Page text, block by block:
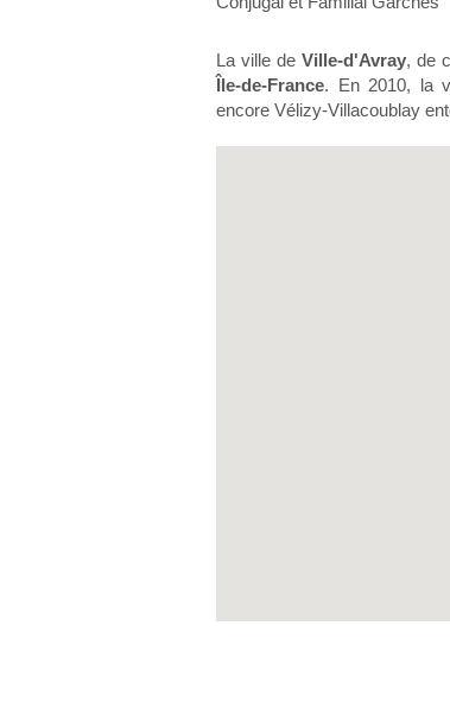
La ville de Ville-d'Avray, de
Île-de-France. En 2010, la
encore Vélizy-Villacoublay